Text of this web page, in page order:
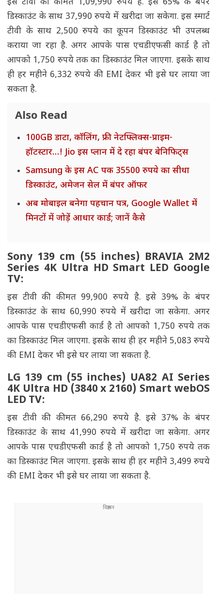
इस टीवी की कीमत 1,09,990 रुपये है. इसे 65% के बंपर
डिस्काउंट के साथ 37,990 रुपये में खरीदा जा सकेगा. इस स्मार्ट
टीवी के साथ 2,500 रुपये का कूपन डिस्काउंट भी उपलब्ध
कराया जा रहा है. अगर आपके पास एचडीएफसी कार्ड है तो
आपको 1,750 रुपये तक का डिस्काउंट मिल जाएगा. इसके साथ
ही हर महीने 6,332 रुपये की EMI देकर भी इसे घर लाया जा
सकता है.
Also Read
100GB डाटा, कॉलिंग, फ्री नेटफ्लिक्स-प्राइम-
हॉटस्टार…! Jio इस प्लान में दे रहा बंपर बेनिफिट्स
Samsung के इस AC पक 35500 रुपये का सीधा
डिस्काउंट, अमेजन सेल में बंपर ऑफर
अब मोबाइल बनेगा पहचान पत्र, Google Wallet में
मिनटों में जोड़ें आधार कार्ड; जानें कैसे
Sony 139 cm (55 inches) BRAVIA 2M2
Series 4K Ultra HD Smart LED Google
TV:
इस टीवी की कीमत 99,900 रुपये है. इसे 39% के बंपर
डिस्काउंट के साथ 60,990 रुपये में खरीदा जा सकेगा. अगर
आपके पास एचडीएफसी कार्ड है तो आपको 1,750 रुपये तक
का डिस्काउंट मिल जाएगा. इसके साथ ही हर महीने 5,083 रुपये
की EMI देकर भी इसे घर लाया जा सकता है.
LG 139 cm (55 inches) UA82 AI Series
4K Ultra HD (3840 x 2160) Smart webOS
LED TV:
इस टीवी की कीमत 66,290 रुपये है. इसे 37% के बंपर
डिस्काउंट के साथ 41,990 रुपये में खरीदा जा सकेगा. अगर
आपके पास एचडीएफसी कार्ड है तो आपको 1,750 रुपये तक
का डिस्काउंट मिल जाएगा. इसके साथ ही हर महीने 3,499 रुपये
की EMI देकर भी इसे घर लाया जा सकता है.